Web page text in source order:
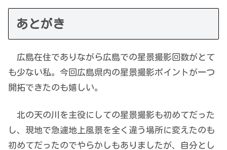
あとがき
広島在住でありながら広島での星景撮影回数がとて
も少ない私。今回広島県内の星景撮影ポイントが一つ
開拓できたのも嬉しい。
北の天の川を主役にしての星景撮影も初めてだった
し、現地で急遽地上風景を全く違う場所に変えたのも
初めてだったのでやらかしもありましたが、自分とし